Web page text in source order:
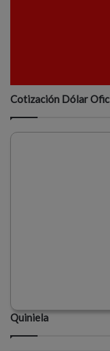
Cotización Dólar
Quiniela